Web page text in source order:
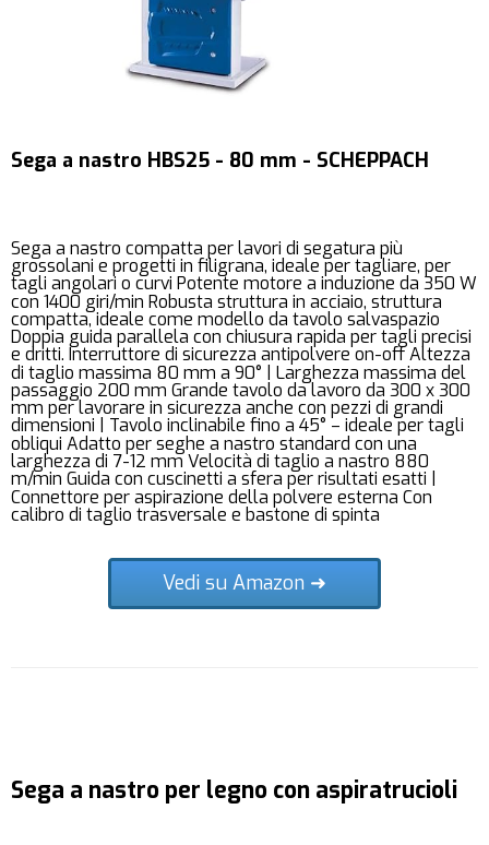
Sega a nastro HBS25 - 80 mm - SCHEPPACH
Sega a nastro compatta per lavori di segatura più
grossolani e progetti in filigrana, ideale per tagliare, per
tagli angolari o curvi Potente motore a induzione da 350 W
con 1400 giri/min Robusta struttura in acciaio, struttura
compatta, ideale come modello da tavolo salvaspazio
Doppia guida parallela con chiusura rapida per tagli precisi
e dritti. Interruttore di sicurezza antipolvere on-off Altezza
di taglio massima 80 mm a 90° | Larghezza massima del
passaggio 200 mm Grande tavolo da lavoro da 300 x 300
mm per lavorare in sicurezza anche con pezzi di grandi
dimensioni | Tavolo inclinabile fino a 45° – ideale per tagli
obliqui Adatto per seghe a nastro standard con una
larghezza di 7-12 mm Velocità di taglio a nastro 880
m/min Guida con cuscinetti a sfera per risultati esatti |
Connettore per aspirazione della polvere esterna Con
calibro di taglio trasversale e bastone di spinta
Vedi su Amazon ➜
Sega a nastro per legno con aspiratrucioli